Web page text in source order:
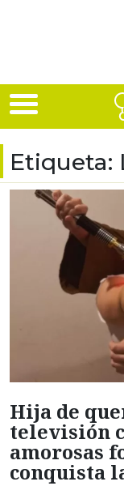
Etiqueta:
Hija de
televisión
amorosas
conquista